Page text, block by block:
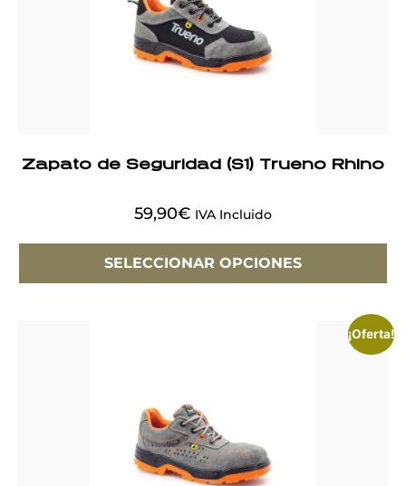
Zapato de Seguridad (S1) Trueno Rhino
59,90€ IVA Incluido
SELECCIONAR OPCIONES
¡Oferta!